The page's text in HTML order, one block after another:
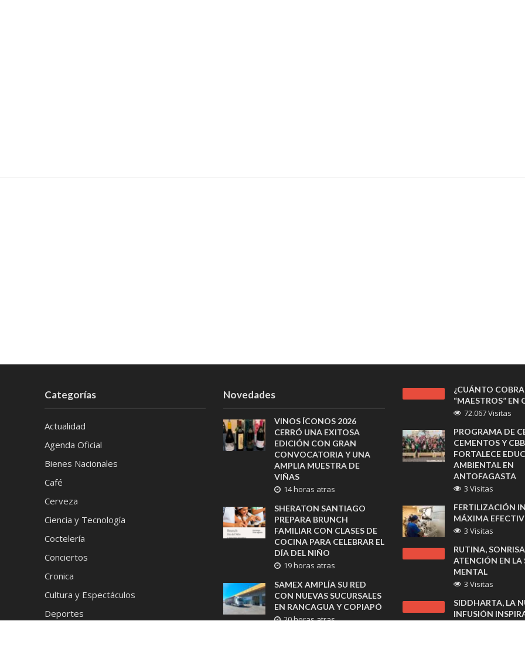
Categorías
Actualidad
Agenda Oficial
Bienes Nacionales
Café
Cerveza
Ciencia y Tecnología
Coctelería
Conciertos
Cronica
Cultura y Espectáculos
Deportes
Novedades
VINOS ÍCONOS 2026
CERRÓ UNA EXITOSA
EDICIÓN CON GRAN
CONVOCATORIA Y UNA
AMPLIA MUESTRA DE
VIÑAS
14 horas atras
SHERATON SANTIAGO
PREPARA BRUNCH
FAMILIAR CON CLASES DE
COCINA PARA CELEBRAR EL
DÍA DEL NIÑO
19 horas atras
SAMEX AMPLÍA SU RED
CON NUEVAS SUCURSALES
EN RANCAGUA Y COPIAPÓ
20 horas atras
¿CUÁNTO
“MAESTROS” EN
72.067 Visitas
PROGRAMA DE
CEMENTOS Y
FORTALECE
AMBIENTAL EN
ANTOFAGASTA
3 Visitas
FERTILIZACIÓN
MÁXIMA
3 Visitas
RUTINA,
ATENCIÓN EN LA
MENTAL
3 Visitas
SIDDHARTA, LA
INFUSIÓN